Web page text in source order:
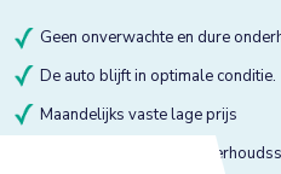
Geen onverwachte en dure
De auto blijft in optimale conditie.
Maandelijks vaste lage prijs
Onderhoud volgens